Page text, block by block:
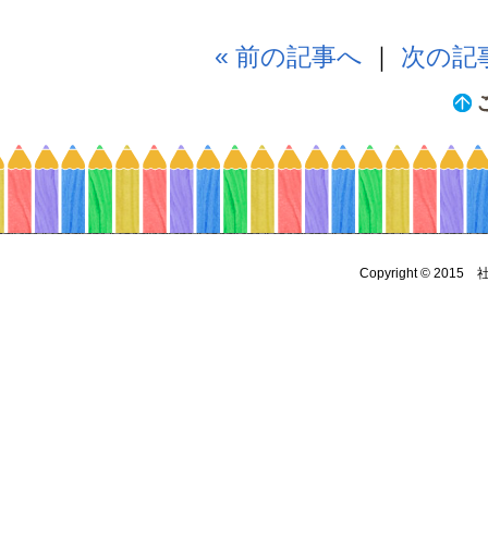
« 前の記事へ ｜ 次の記
Copyright © 2015